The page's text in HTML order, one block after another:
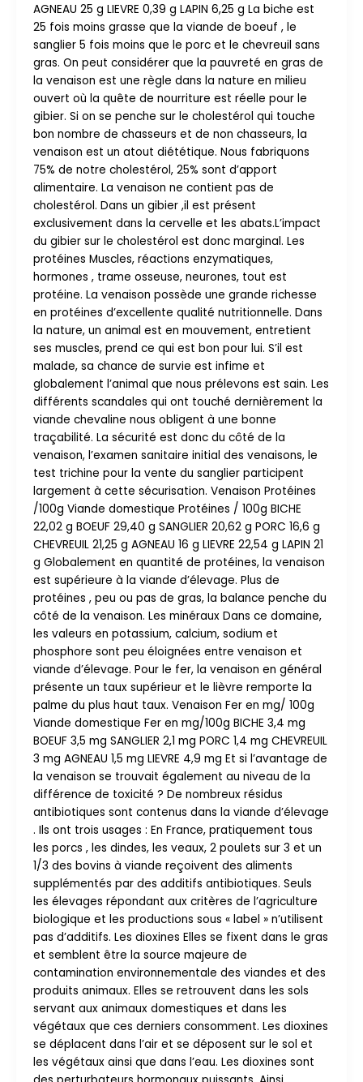
AGNEAU 25 g LIEVRE 0,39 g LAPIN 6,25 g La biche est
25 fois moins grasse que la viande de boeuf , le
sanglier 5 fois moins que le porc et le chevreuil sans
gras. On peut considérer que la pauvreté en gras de
la venaison est une règle dans la nature en milieu
ouvert où la quête de nourriture est réelle pour le
gibier. Si on se penche sur le cholestérol qui touche
bon nombre de chasseurs et de non chasseurs, la
venaison est un atout diététique. Nous fabriquons
75% de notre cholestérol, 25% sont d’apport
alimentaire. La venaison ne contient pas de
cholestérol. Dans un gibier ,il est présent
exclusivement dans la cervelle et les abats.L’impact
du gibier sur le cholestérol est donc marginal. Les
protéines Muscles, réactions enzymatiques,
hormones , trame osseuse, neurones, tout est
protéine. La venaison possède une grande richesse
en protéines d’excellente qualité nutritionnelle. Dans
la nature, un animal est en mouvement, entretient
ses muscles, prend ce qui est bon pour lui. S’il est
malade, sa chance de survie est infime et
globalement l’animal que nous prélevons est sain. Les
différents scandales qui ont touché dernièrement la
viande chevaline nous obligent à une bonne
traçabilité. La sécurité est donc du côté de la
venaison, l’examen sanitaire initial des venaisons, le
test trichine pour la vente du sanglier participent
largement à cette sécurisation. Venaison Protéines
/100g Viande domestique Protéines / 100g BICHE
22,02 g BOEUF 29,40 g SANGLIER 20,62 g PORC 16,6 g
CHEVREUIL 21,25 g AGNEAU 16 g LIEVRE 22,54 g LAPIN 21
g Globalement en quantité de protéines, la venaison
est supérieure à la viande d’élevage. Plus de
protéines , peu ou pas de gras, la balance penche du
côté de la venaison. Les minéraux Dans ce domaine,
les valeurs en potassium, calcium, sodium et
phosphore sont peu éloignées entre venaison et
viande d’élevage. Pour le fer, la venaison en général
présente un taux supérieur et le lièvre remporte la
palme du plus haut taux. Venaison Fer en mg/ 100g
Viande domestique Fer en mg/100g BICHE 3,4 mg
BOEUF 3,5 mg SANGLIER 2,1 mg PORC 1,4 mg CHEVREUIL
3 mg AGNEAU 1,5 mg LIEVRE 4,9 mg Et si l’avantage de
la venaison se trouvait également au niveau de la
différence de toxicité ? De nombreux résidus
antibiotiques sont contenus dans la viande d’élevage
. Ils ont trois usages : En France, pratiquement tous
les porcs , les dindes, les veaux, 2 poulets sur 3 et un
1/3 des bovins à viande reçoivent des aliments
supplémentés par des additifs antibiotiques. Seuls
les élevages répondant aux critères de l’agriculture
biologique et les productions sous « label » n’utilisent
pas d’additifs. Les dioxines Elles se fixent dans le gras
et semblent être la source majeure de
contamination environnementale des viandes et des
produits animaux. Elles se retrouvent dans les sols
servant aux animaux domestiques et dans les
végétaux que ces derniers consomment. Les dioxines
se déplacent dans l’air et se déposent sur le sol et
les végétaux ainsi que dans l’eau. Les dioxines sont